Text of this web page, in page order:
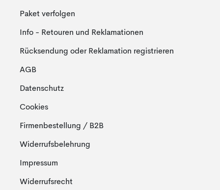
Paket verfolgen
Info - Retouren und Reklamationen
Rücksendung oder Reklamation registrieren
AGB
Datenschutz
Cookies
Firmenbestellung / B2B
Widerrufsbelehrung
Impressum
Widerrufsrecht